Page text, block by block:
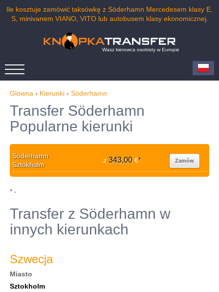
Ile kosztuje zamówić taksówkę z Söderhamn Mercedesem klasy E,
S, minivanem VIANO, VITO lub autobusem klasy ekonomicznej.
Wasz kierowca osobisty w Europie
Glowna › Kierunki › Söderhamn
Transfer Söderhamn
Popularne kierunki
Söderhamn
Sztokholm
z 343,00€* Zamów
* -
Transfer z Söderhamn w
innych kierunkach
Szwecja
Miasto
Sztokholm